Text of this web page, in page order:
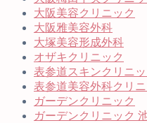
大阪美容クリニック
大阪雅美容外科
大塚美容形成外科
オザキクリニック
表参道スキンクリニッ
表参道美容外科クリニ
ガーデンクリニック
ガーデンクリニック